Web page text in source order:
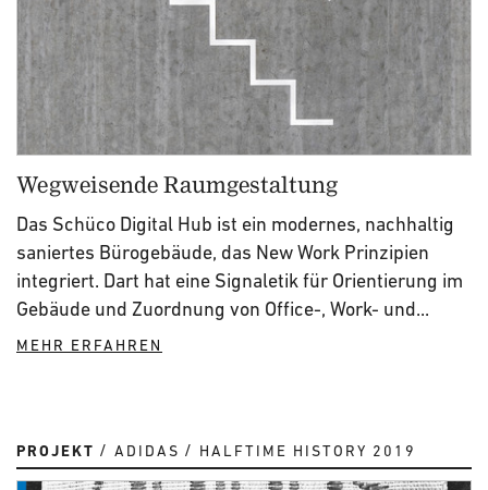
Wegweisende Raumgestaltung
Das Schüco Digital Hub ist ein modernes, nachhaltig
saniertes Bürogebäude, das New Work Prinzipien
integriert. Dart hat eine Signaletik für Orientierung im
Gebäude und Zuordnung von Office-, Work- und...
MEHR ERFAHREN
PROJEKT ADIDAS HALFTIME HISTORY 2019